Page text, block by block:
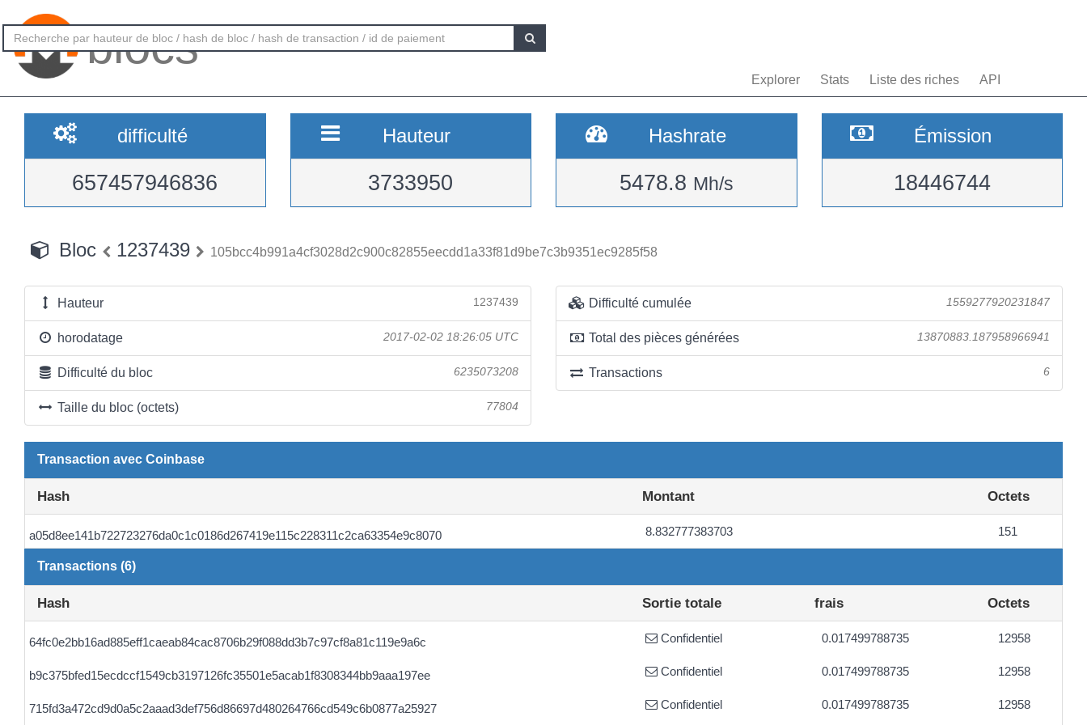
blocs
Explorer Stats Liste des riches API
difficulté
657457946836
Hauteur
3733950
Hashrate
5478.8 Mh/s
Émission
18446744
Bloc 1237439 105bcc4b991a4cf3028d2c900c82855eecdd1a33f81d9be7c3b9351ec9285f58
Hauteur 1237439
horodatage 2017-02-02 18:26:05 UTC
Difficulté du bloc 6235073208
Taille du bloc (octets) 77804
Difficulté cumulée 1559277920231847
Total des pièces générées 13870883.187958966941
Transactions 6
Transaction avec Coinbase
Hash Montant Octets
a05d8ee141b722723276da0c1c0186d267419e115c228311c2ca63354e9c8070 8.832777383703 151
Transactions (6)
Hash Sortie totale frais Octets
64fc0e2bb16ad885eff1caeab84cac8706b29f088dd3b7c97cf8a81c119e9a6c Confidentiel 0.017499788735 12958
b9c375bfed15ecdccf1549cb3197126fc35501e5acab1f8308344bb9aaa197ee Confidentiel 0.017499788735 12958
715fd3a472cd9d0a5c2aaad3def756d86697d480264766cd549c6b0877a25927 Confidentiel 0.017499788735 12958